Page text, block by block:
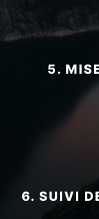
5.
6. SUIVI